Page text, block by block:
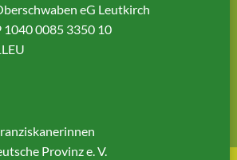
eG Leutkirch
0085 3350 10
Provinz e. V.